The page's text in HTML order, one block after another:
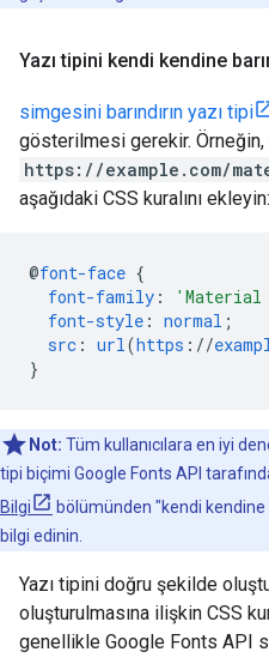
Yazı tipini kendi kendine
simgesini barındırın yazı tipi
gösterilmesi gerekir. Örneğin,
https://example.com/
aşağıdaki CSS kuralını ekleyin:
@font-face {
font-family : 'Material
font-style : normal ;
src : url(https ://
}
Not: Tüm kullanıcılara en iyi
tipi biçimi Google Fonts API
Bilgi
bölümünden "kendi kendine
bilgi edinin.
Yazı tipini doğru şekilde
oluşturulmasına ilişkin CSS
genellikle Google Fonts API